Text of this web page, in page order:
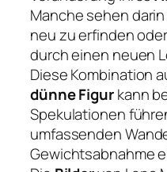
Manche sehen
neu zu erfinden
durch einen neuen
Diese Kombination
dünne Figurkann
Spekulationen
umfassenden
Gewichtsabnahme